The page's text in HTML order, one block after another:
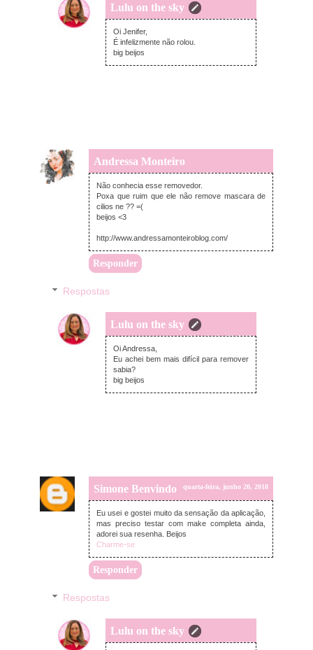
Lulu on the sky
quarta-feira, junho 20, 2018
Oi Jenifer,
É infelizmente não rolou.
big beijos
Andressa Monteiro
quarta-feira, junho 20, 2018
Não conhecia esse removedor.
Poxa que ruim que ele não remove mascara de
cilios ne ?? =(
beijos <3
http://www.andressamonteiroblog.com/
Responder
Respostas
Lulu on the sky
quarta-feira, junho 20, 2018
Oi Andressa,
Eu achei bem mais difícil para remover
sabia?
big beijos
Simone Benvindo quarta-feira, junho 20, 2018
Eu usei e gostei muito da sensação da aplicação,
mas preciso testar com make completa ainda,
adorei sua resenha. Beijos
Charme-se
Responder
Respostas
Lulu on the sky
quarta-feira, junho 20, 2018